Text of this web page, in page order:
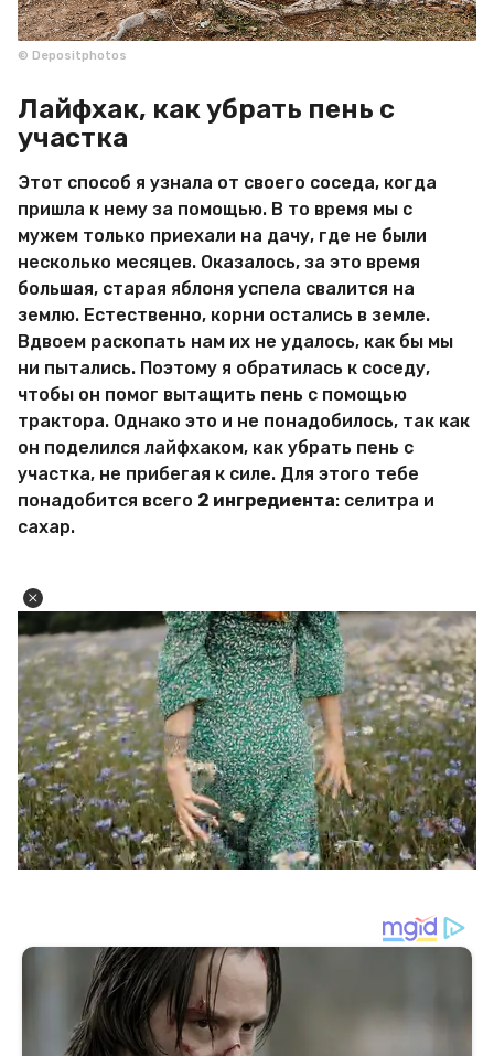
© Depositphotos
Лайфхак, как убрать пень с
участка
Этот способ я узнала от своего соседа, когда
пришла к нему за помощью. В то время мы с
мужем только приехали на дачу, где не были
несколько месяцев. Оказалось, за это время
большая, старая яблоня успела свалится на
землю. Естественно, корни остались в земле.
Вдвоем раскопать нам их не удалось, как бы мы
ни пытались. Поэтому я обратилась к соседу,
чтобы он помог вытащить пень с помощью
трактора. Однако это и не понадобилось, так как
он поделился лайфхаком, как убрать пень с
участка, не прибегая к силе. Для этого тебе
понадобится всего 2 ингредиента: селитра и
сахар.